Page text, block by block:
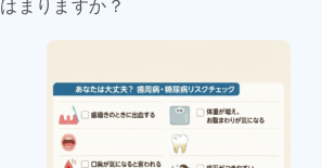
まりますか？